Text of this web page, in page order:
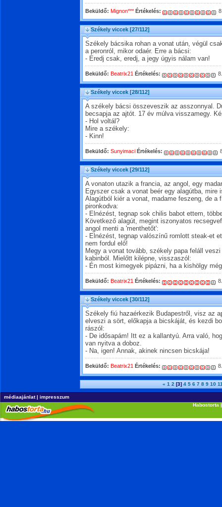
Beküldő: Mignon*** Értékelés:
Székely viccek [27/112]
Székely bácsika rohan a vonat után, végül
a peronról, mikor odaér. Erre a bácsi:
- Eredj csak, eredj, a jegy úgyis nálam van!
Beküldő: Beatrix21 Értékelés:
Székely viccek [28/112]
A székely bácsi összeveszik az asszonnyal.
becsapja az ajtót. 17 év múlva visszamegy.
- Hol voltál?
Mire a székely:
- Kinn!
Beküldő: Sunyimaci Értékelés:
Székely viccek [29/112]
A vonaton utazik a francia, az angol, egy
Egyszer csak a vonat beér egy alagútba, mire
Alagútból kiér a vonat, madame feszeng, de a
pironkodva:
- Elnézést, tegnap sok chilis babot ettem,
Következő alagút, megint iszonyatos
angol menti a 'menthetőt':
- Elnézést, tegnap valószínű romlott steak-et
nem fordul elő!
Megy a vonat tovább, székely papa feláll
kabinból. Mielőtt kilépne, visszaszól:
- Én most kimegyek pipázni, ha a kishölgy
Beküldő: Beatrix21 Értékelés:
Székely viccek [30/112]
Székely fiú hazaérkezik Budapestről, visz az
elveszi a sört, előkapja a bicskáját, és kezdi
rászól:
- De idősapám! Itt ez a kallantyú. Arra való,
van nyitva a doboz.
- Na, igen! Annak, akinek nincsen bicskája!
Beküldő: Beatrix21 Értékelés:
« 1 2 [3] 4 5 6 7 8 9 10
médiaajánlat| impresszum
Habostorta